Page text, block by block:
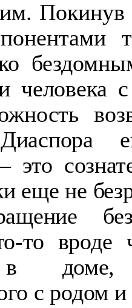
Покинув
человека
это
еще не
то
доме,
с родом